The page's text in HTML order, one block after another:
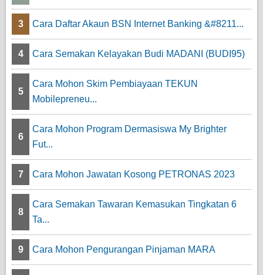
3 Cara Daftar Akaun BSN Internet Banking &#8211...
4 Cara Semakan Kelayakan Budi MADANI (BUDI95)
5
Cara Mohon Skim Pembiayaan TEKUN
Mobilepreneu...
6
Cara Mohon Program Dermasiswa My Brighter
Fut...
7 Cara Mohon Jawatan Kosong PETRONAS 2023
8
Cara Semakan Tawaran Kemasukan Tingkatan 6
Ta...
9 Cara Mohon Pengurangan Pinjaman MARA